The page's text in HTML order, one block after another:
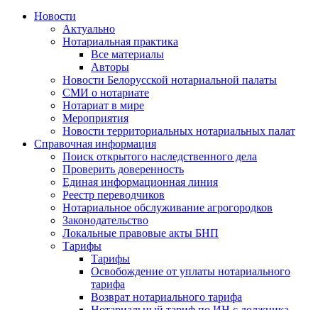
Новости
Актуально
Нотариальная практика
Все материалы
Авторы
Новости Белорусской нотариальной палаты
СМИ о нотариате
Нотариат в мире
Мероприятия
Новости территориальных нотариальных палат
Справочная информация
Поиск открытого наследственного дела
Проверить доверенность
Единая информационная линия
Реестр переводчиков
Нотариальное обслуживание агрогородков
Законодательство
Локальные правовые акты БНП
Тарифы
Тарифы
Освобождение от уплаты нотариального
тарифа
Возврат нотариального тарифа